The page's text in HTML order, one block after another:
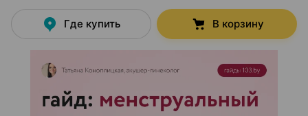
Где купить В корзину